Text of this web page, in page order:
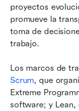
proyectos
promueve la
toma de
trabajo.
Scrum, que
Extreme
software; y Lean,